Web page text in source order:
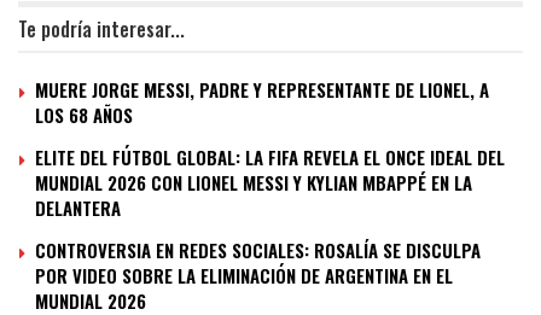
Te podría interesar...
MUERE JORGE MESSI, PADRE Y REPRESENTANTE DE LIONEL, A
LOS 68 AÑOS
ELITE DEL FÚTBOL GLOBAL: LA FIFA REVELA EL ONCE IDEAL DEL
MUNDIAL 2026 CON LIONEL MESSI Y KYLIAN MBAPPÉ EN LA
DELANTERA
CONTROVERSIA EN REDES SOCIALES: ROSALÍA SE DISCULPA
POR VIDEO SOBRE LA ELIMINACIÓN DE ARGENTINA EN EL
MUNDIAL 2026